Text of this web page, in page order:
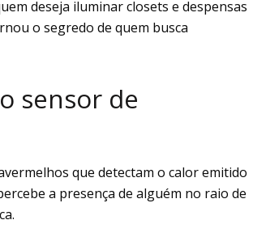
deseja iluminar closets e despensas
o segredo de quem busca
sensor de
que detectam o calor emitido
a presença de alguém no raio de